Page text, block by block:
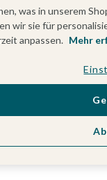
was in unserem
wir sie für
anpassen. Mehr